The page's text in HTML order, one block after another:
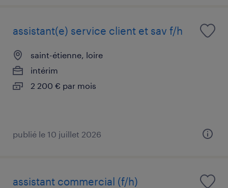
assistant(e) service client et sav f/h
saint-étienne, loire
intérim
2 200 € par mois
publié le 10 juillet 2026
assistant commercial (f/h)